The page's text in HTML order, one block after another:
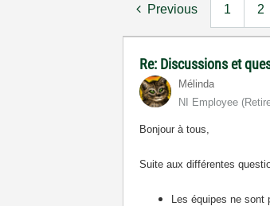
Previous 1 2
Re: Discussions et
Mélinda
NI Employee
Bonjour à tous,
Suite aux différentes
Les équipes ne sont